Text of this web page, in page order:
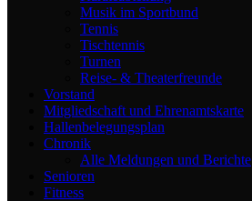
Musik im Sportbund
Tennis
Tischtennis
Turnen
Reise- & Theaterfreunde
Vorstand
Mitgliedschaft und Ehrenamtskarte
Hallenbelegungsplan
Chronik
Alle Meldungen und Berichte
Senioren
Fitness